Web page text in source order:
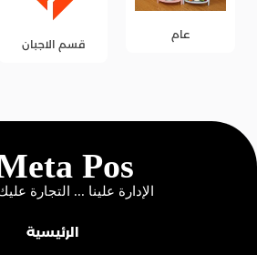
عام
قسم الاجبان
الرئيسية